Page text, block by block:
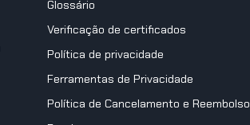
Glossário
Verificação de certificados
Política de privacidade
Ferramentas de Privacidade
Política de Cancelamento e Reembolso